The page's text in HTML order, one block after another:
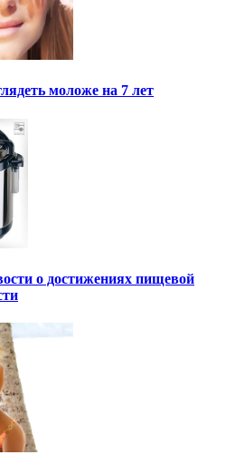
моложе на 7 лет
о достижениях пищевой